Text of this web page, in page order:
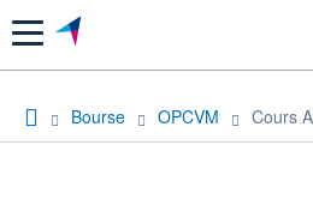
Menu
Bourse OPCVM Cours